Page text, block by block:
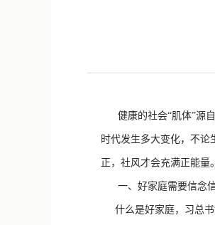
健康的社会“肌体”源自
时代发生多大变化，不
正，社风才会充满正能量
一、好家庭需要信念
什么是好家庭，习总书